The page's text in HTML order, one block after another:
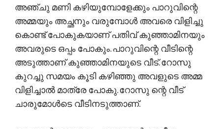
അഞ്ചു മണി കഴിയുമ്പോളേക്കും പാറുവിന്റെ
അമ്മയും അച്ഛനും വരുമ്പോൾ അവരെ വിളിച്ചു
കൊണ്ട് പോകുകയാണ് പതിവ് കുഞ്ഞാമിനയും
അവരുടെ ഒപ്പം പോകും. പാറുവിന്റെ വീടിന്റെ
അടുത്താണ് കുഞ്ഞാമിനയുടെ വീട്. റോസു
കുറച്ചു സമയം കൂടി കഴിഞ്ഞു അവളുടെ അമ്മ
വിളിച്ചാൽ മാത്രേ പോകു. റോസു ന്റെ വീട്
ചാരുമോൾടെ വീടിനടുത്താണ്.